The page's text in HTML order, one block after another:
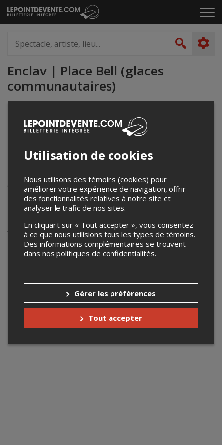
Passer
au
le
artiste,
lieu...
Enclav | Place Bell (glaces
communautaires)
info@cite.placebell.ca
libres/hockey-libre/
Laval, QC
Canada
Événements à venir
Votre recherche n'a retourné aucun résultat.
Utilisation de cookies
Nous utilisons des témoins (cookies) pour
améliorer votre expérience de navigation, offrir
des fonctionnalités relatives à notre site et
analyser le trafic de nos sites.
En cliquant sur « Tout accepter », vous consentez
à ce que nous utilisions tous les types de témoins.
Des informations complémentaires se trouvent
dans nos politiques de confidentialités.
Gérer les préférences
Tout accepter